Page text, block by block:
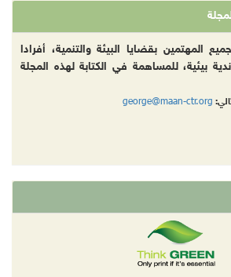
المهتمين بقضايا البيئة والتنمية، أفرادا
بيئية، للمساهمة في الكتابة لهذه المجلة
george@maan-ctr.org